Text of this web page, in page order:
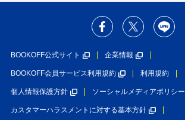
BOOKOFF公式サイト 企業情報
BOOKOFF会員サービス利用規約 利用規約
個人情報保護方針 ソーシャルメディアポリシー
カスタマーハラスメントに対する基本方針